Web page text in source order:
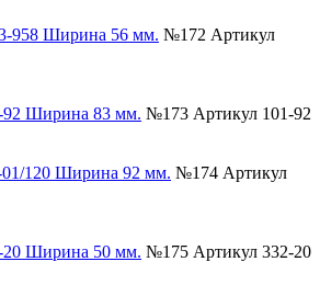
№172 Артикул
№173 Артикул 101-92
№174 Артикул
№175 Артикул 332-20